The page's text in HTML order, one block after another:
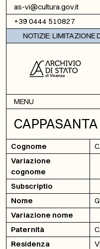
Vai al contenuto
as-vi@cultura.gov.it
+39 0444 510827
NOTIZIE: LIMITAZIONE
MENU
Cognome
Variazione
cognome
Subscriptio
Nome
Variazione nome
Paternità
Residenza